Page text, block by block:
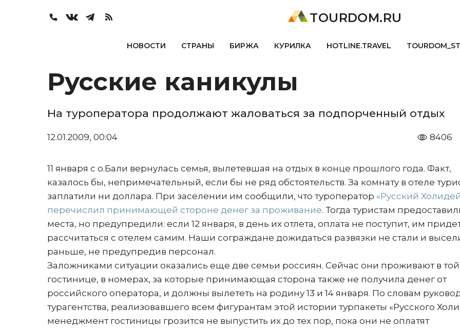
TOURDOM.RU
НОВОСТИ СТРАНЫ БИРЖА КУРИЛКА HOTLINE.TRAVEL
Русские каникулы
На туроператора продолжают жаловаться за подпорченный отдых
12.01.2009, 00:04 8406
11 января с о.Бали вернулась семья, вылетевшая на отдых в конце прошлого года. Факт,
казалось бы, непримечательный, если бы не ряд обстоятельств. За комнату в отеле
заплатили ни доллара. При заселении им сообщили, что туроператор «Русский
перечислил принимающей стороне денег за проживание. Тогда туристам
места, но предупредили: если 12 января, в день их отлета, оплата не поступит, им
рассчитаться с отелем самим. Наши сограждане дожидаться развязки не стали и
раньше, не предупредив персонал.
Заложниками ситуации оказались еще две семьи россиян. Сейчас они проживают в
гостинице, в номерах, за которые принимающая сторона также не получила денег от
российского оператора, и должны вылететь на родину 13 и 14 января. По словам
турагентства, реализовавшего всем фигурантам этой истории турпакеты «Русского
менеджмент гостиницы грозится не выпустить их до тех пор, пока они не оплатят